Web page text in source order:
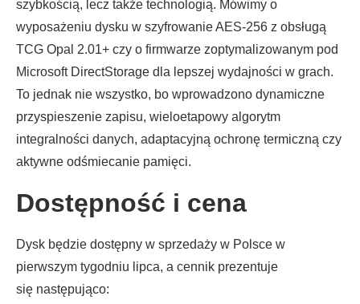
szybkością, lecz także technologią. Mówimy o
wyposażeniu dysku w szyfrowanie AES-256 z obsługą
TCG Opal 2.01+ czy o firmwarze zoptymalizowanym pod
Microsoft DirectStorage dla lepszej wydajności w grach.
To jednak nie wszystko, bo wprowadzono dynamiczne
przyspieszenie zapisu, wieloetapowy algorytm
integralności danych, adaptacyjną ochronę termiczną czy
aktywne odśmiecanie pamięci.
Dostępność i cena
Dysk będzie dostępny w sprzedaży w Polsce w
pierwszym tygodniu lipca, a cennik prezentuje
się następująco: